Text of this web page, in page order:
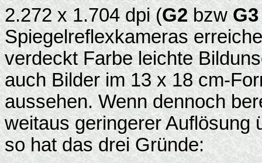
2.272 x 1.704 dpi (G2bzwG3
Spiegelreflexkameras
verdeckt Farbe leichte
auch Bilder im 13 x 18 cm-
aussehen. Wenn dennoch
weitaus geringerer Auflösung
so hat das drei Gründe: